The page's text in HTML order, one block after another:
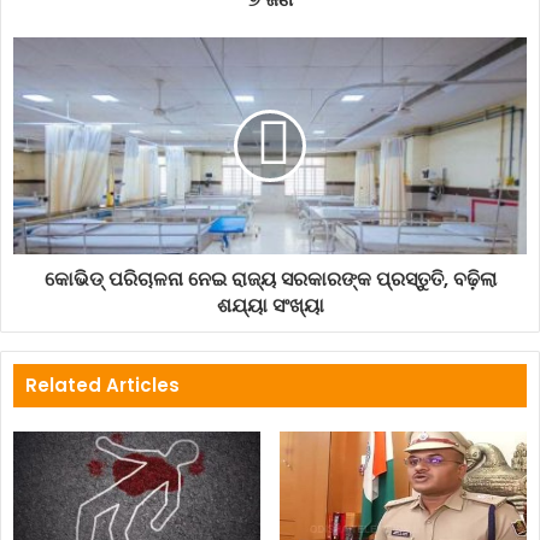
ବ୍ୟବସ୍ଥା କରାଯିବା ଆବଶ୍ୟକ I ଏହା ସହିତ ବିଭିନ୍ନ କୋଭିଡ୍‌ ଡାକ୍ତରଖାନା
ମଧ୍ୟରେ Ambulance ସେବାକୁ ସୁବ୍ୟବସ୍ଥିତ କରିବା ଉପରେ
ମୁଖ୍ୟମନ୍ତ୍ରୀ ଗୁରୁତ୍ୱ ଆରୋପ କରିଥିଲେ I
ରାଜ୍ୟର ସବୁ ସ୍ୱାସ୍ଥ୍ୟ ପ୍ରତିଷ୍ଠାନ ଏବଂ ହଟ୍‌ସ୍ପଟ୍‌ ଜିଲ୍ଲା ମାନଙ୍କରେ
ଆଣ୍ଟିଜେନ୍ ଟେଷ୍ଟ କରିବା ପାଇଁ ମୁଖ୍ୟମନ୍ତ୍ରୀ ନିର୍ଦ୍ଦେଶ ଦେଇଥିଲେ I
କୋଭିଡ୍ ପରିଚାଳନା ନେଇ ରାଜ୍ୟ ସରକାରଙ୍କ ପ୍ରସ୍ତୁତି, ବଢ଼ିଲା
ଶଯ୍ୟା ସଂଖ୍ୟା
Related Articles